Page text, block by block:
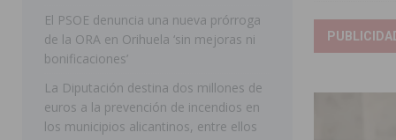
[ 06/08/2026 ] Benejúzar vive el verano con una
BENEJUZAR
pedanías
ORIHUELA
El PSOE denuncia una nueva prórroga
de la ORA en Orihuela ‘sin mejoras ni
bonificaciones’
La Diputación destina dos millones de
euros a la prevención de incendios en
los municipios alicantinos, entre ellos